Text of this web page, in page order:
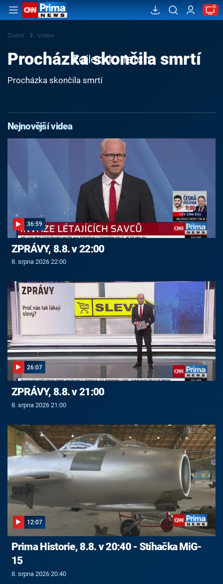
Domů Videa
Failed to fetch
Procházka skončila smrtí
Procházka skončila smrtí
Nejnovější videa
36:59
ZPRÁVY, 8.8. v 22:00
8. srpna 2026 22:00
26:07
ZPRÁVY, 8.8. v 21:00
8. srpna 2026 21:00
12:07
Prima Historie, 8.8. v 20:40 - Stíhačka MiG-
15
8. srpna 2026 20:40